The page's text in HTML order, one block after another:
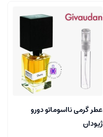
عطر گرمی نااسوماتو دورو
ژیودان